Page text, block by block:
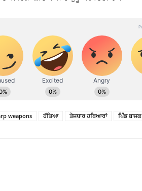
weapons ਹੱਤਿਆ ਤੇਜਧਾਰ ਹਥਿਆਰਾਂ ਪਿੰਡ ਬਾਜਕ